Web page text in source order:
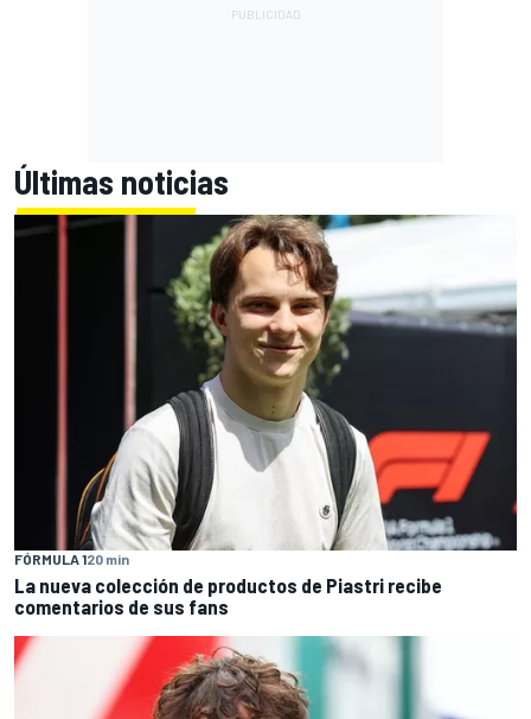
Últimas noticias
FÓRMULA 120 min
La nueva colección de productos de Piastri recibe
comentarios de sus fans